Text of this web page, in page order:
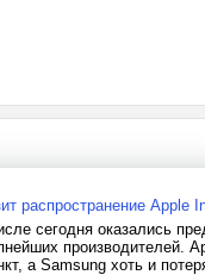
распространение Apple
сегодня оказались
производителей.
а Samsung хоть и